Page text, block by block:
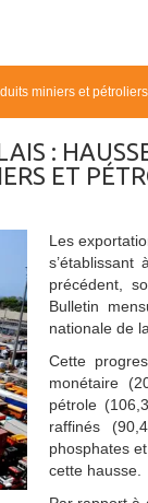
miniers et pétroliers
:
ET
Les
précédent,
Bulletin
nationale de
Cette
monétaire
pétrole
raffinés
phosphates
cette hausse.